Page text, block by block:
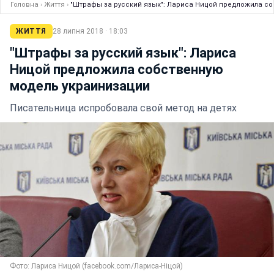
Головна › Життя › "Штрафы за русский язык": Лариса Ницой предложила
ЖИТТЯ 28 липня 2018 · 18:03
"Штрафы за русский язык": Лариса
Ницой предложила собственную
модель украинизации
Писательница испробовала свой метод на детях
Фото: Лариса Ницой (facebook.com/Лариса-Ніцой)